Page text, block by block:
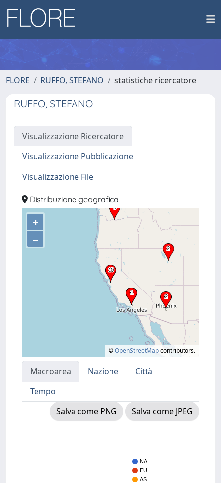
FLORE RUFFO, STEFANO statistiche ricercatore
RUFFO, STEFANO
Visualizzazione Ricercatore
Visualizzazione Pubblicazione
Visualizzazione File
Distribuzione geografica
+
–
©OpenStreetMapcontributors.
Macroarea Nazione
Città
Tempo
Salva come PNG
Salva come JPEG
NA
EU
AS